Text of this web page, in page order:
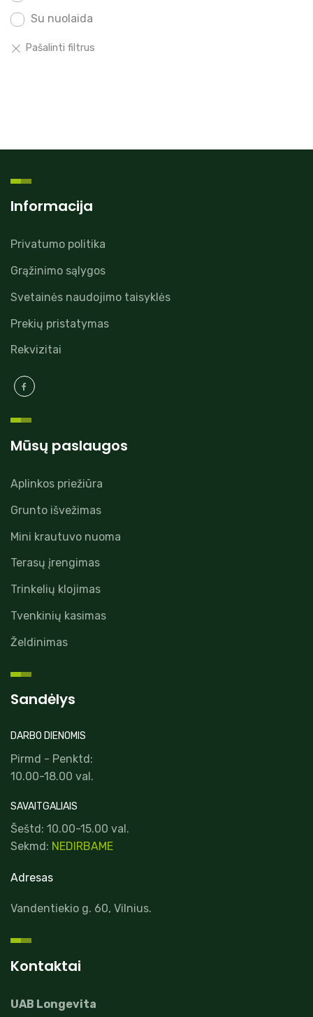
Su nuolaida
Informacija
Privatumo politika
Grąžinimo sąlygos
Svetainės naudojimo taisyklės
Prekių pristatymas
Rekvizitai
Mūsų paslaugos
Aplinkos priežiūra
Grunto išvežimas
Mini krautuvo nuoma
Terasų įrengimas
Trinkelių klojimas
Tvenkinių kasimas
Želdinimas
Sandėlys
DARBO DIENOMIS
Pirmd - Penktd:
10.00-18.00 val.
SAVAITGALIAIS
Šeštd: 10.00-15.00 val.
Sekmd: NEDIRBAME
Adresas
Vandentiekio g. 60, Vilnius.
Kontaktai
UAB Longevita